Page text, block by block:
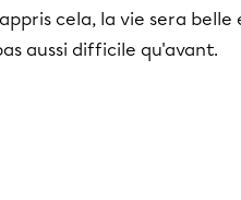
cela, la vie sera belle
aussi difficile qu'avant.